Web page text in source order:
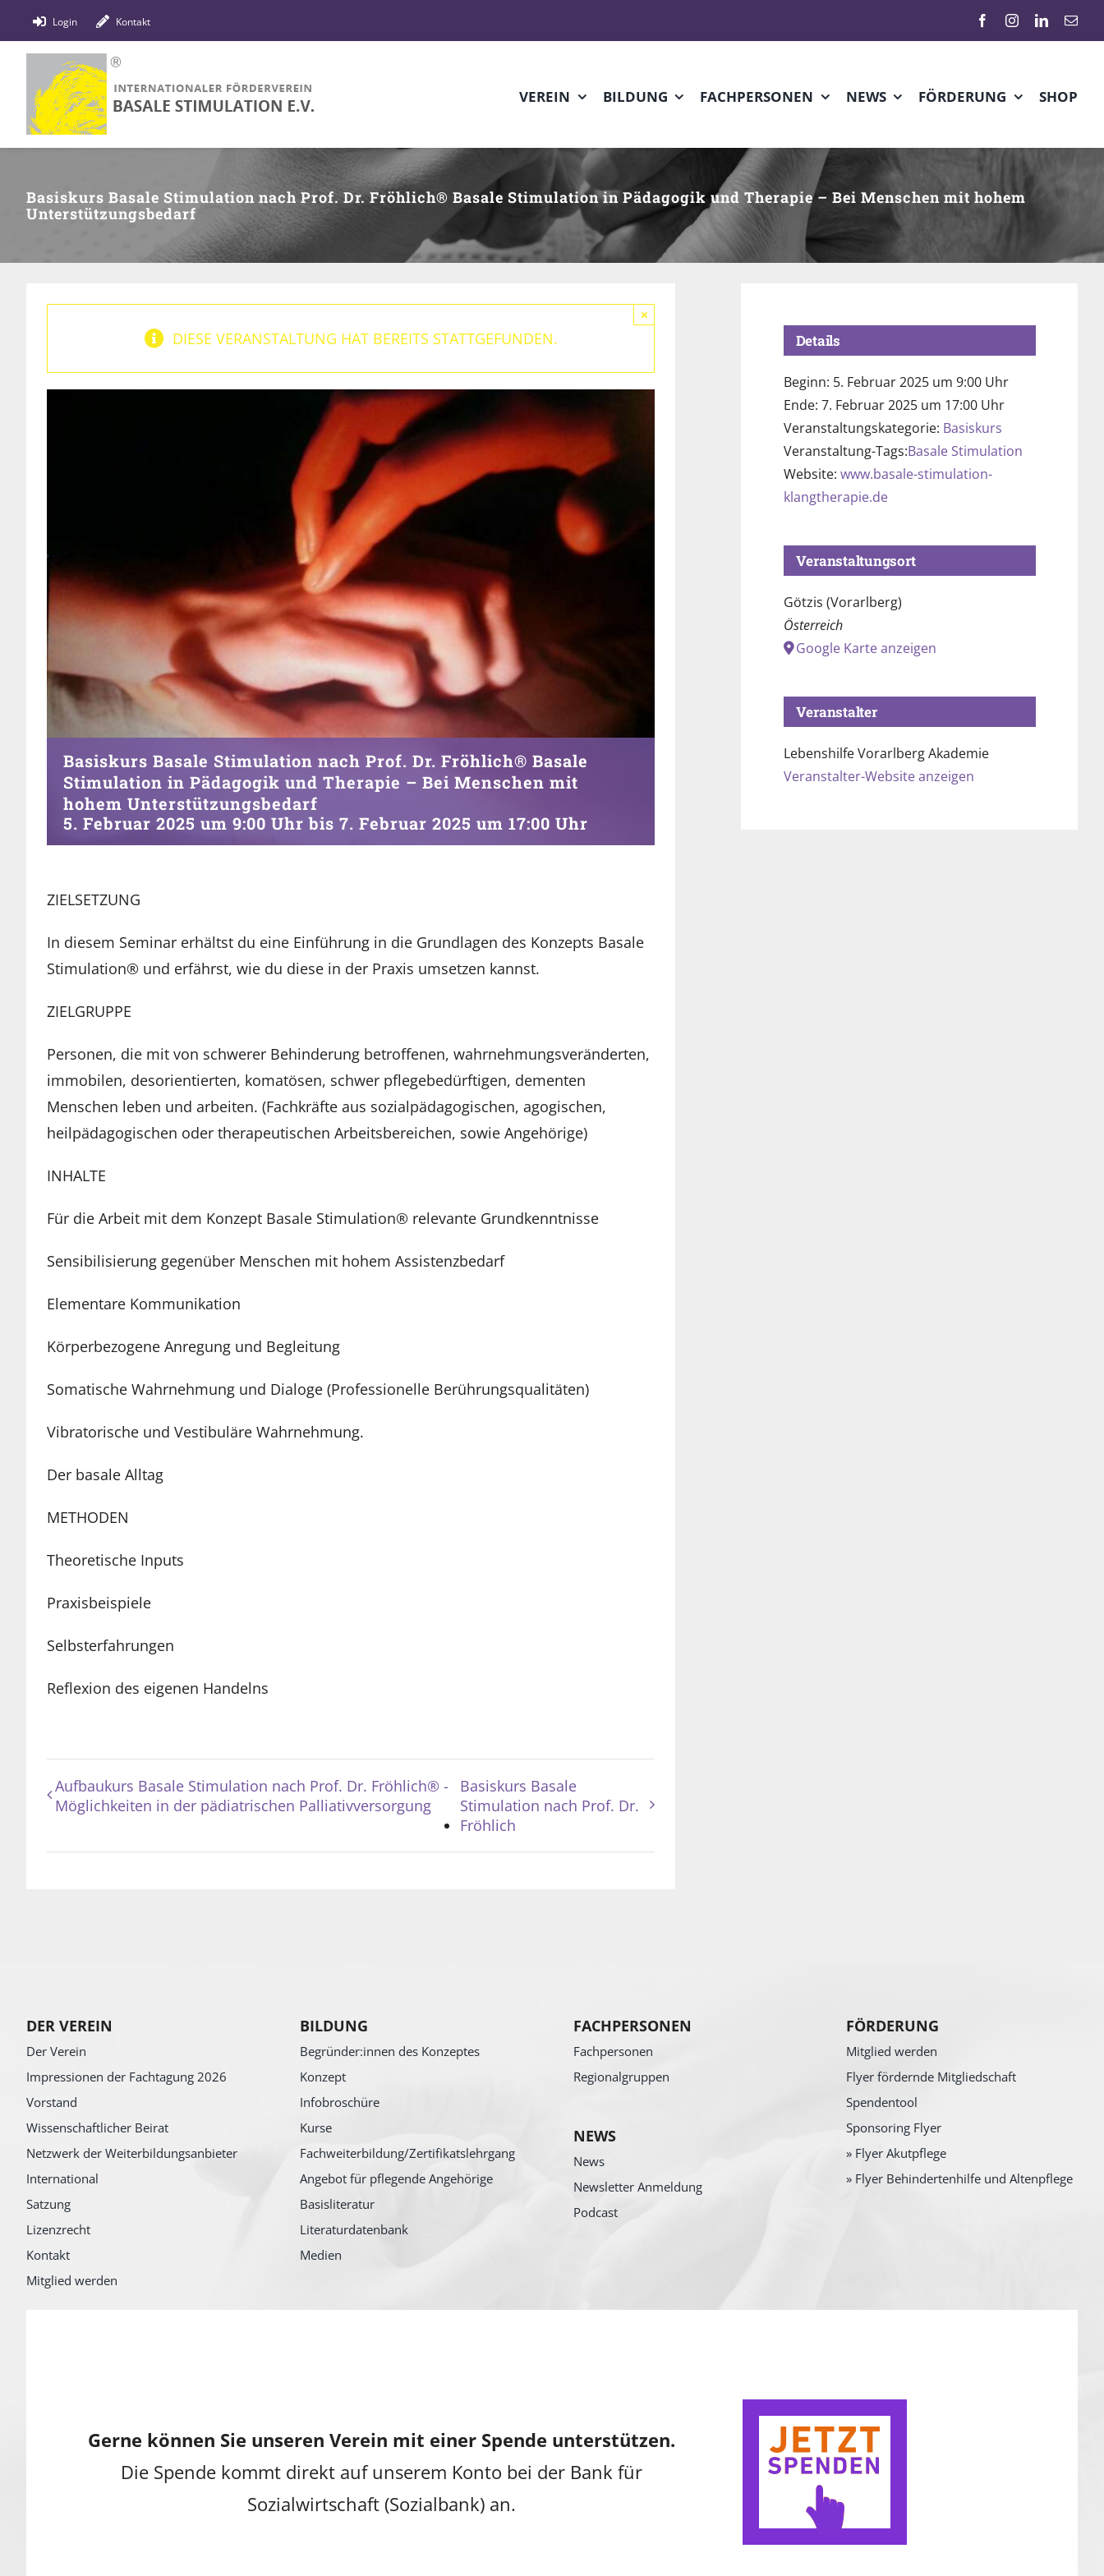
Inhalt
Login Kontakt
VEREIN BILDUNG FACHPERSONEN NEWS FÖRDERUNG SHOP
Basiskurs Basale Stimulation nach Prof. Dr. Fröhlich® Basale Stimulation in Pädagogik und Therapie – Bei Menschen mit hohem
Unterstützungsbedarf
DIESE VERANSTALTUNG HAT BEREITS STATTGEFUNDEN.
×
Basiskurs Basale Stimulation nach Prof. Dr. Fröhlich® Basale
Stimulation in Pädagogik und Therapie – Bei Menschen mit
hohem Unterstützungsbedarf
5. Februar 2025 um 9:00 Uhr bis 7. Februar 2025 um 17:00 Uhr
ZIELSETZUNG
In diesem Seminar erhältst du eine Einführung in die Grundlagen des Konzepts Basale
Stimulation® und erfährst, wie du diese in der Praxis umsetzen kannst.
ZIELGRUPPE
Personen, die mit von schwerer Behinderung betroffenen, wahrnehmungsveränderten,
immobilen, desorientierten, komatösen, schwer pflegebedürftigen, dementen
Menschen leben und arbeiten. (Fachkräfte aus sozialpädagogischen, agogischen,
heilpädagogischen oder therapeutischen Arbeitsbereichen, sowie Angehörige)
INHALTE
Für die Arbeit mit dem Konzept Basale Stimulation® relevante Grundkenntnisse
Sensibilisierung gegenüber Menschen mit hohem Assistenzbedarf
Elementare Kommunikation
Körperbezogene Anregung und Begleitung
Somatische Wahrnehmung und Dialoge (Professionelle Berührungsqualitäten)
Vibratorische und Vestibuläre Wahrnehmung.
Der basale Alltag
METHODEN
Theoretische Inputs
Praxisbeispiele
Selbsterfahrungen
Reflexion des eigenen Handelns
Aufbaukurs Basale Stimulation nach Prof. Dr. Fröhlich® -
Möglichkeiten in der pädiatrischen Palliativversorgung
Basiskurs Basale
Stimulation nach Prof. Dr.
Fröhlich
Details
Beginn: 5. Februar 2025 um 9:00 Uhr
Ende: 7. Februar 2025 um 17:00 Uhr
Veranstaltungskategorie: Basiskurs
Veranstaltung-Tags:Basale Stimulation
Website: www.basale-stimulation-
klangtherapie.de
Veranstaltungsort
Götzis (Vorarlberg)
Österreich
Google Karte anzeigen
Veranstalter
Lebenshilfe Vorarlberg Akademie
Veranstalter-Website anzeigen
DER VEREIN
Der Verein
Impressionen der Fachtagung 2026
Vorstand
Wissenschaftlicher Beirat
Netzwerk der Weiterbildungsanbieter
International
Satzung
Lizenzrecht
Kontakt
Mitglied werden
BILDUNG
Begründer:innen des Konzeptes
Konzept
Infobroschüre
Kurse
Fachweiterbildung/Zertifikatslehrgang
Angebot für pflegende Angehörige
Basisliteratur
Literaturdatenbank
Medien
FACHPERSONEN
Fachpersonen
Regionalgruppen
NEWS
News
Newsletter Anmeldung
Podcast
FÖRDERUNG
Mitglied werden
Flyer fördernde Mitgliedschaft
Spendentool
Sponsoring Flyer
» Flyer Akutpflege
» Flyer Behindertenhilfe und Altenpflege
Gerne können Sie unseren Verein mit einer Spende unterstützen.
Die Spende kommt direkt auf unserem Konto bei der Bank für
Sozialwirtschaft (Sozialbank) an.